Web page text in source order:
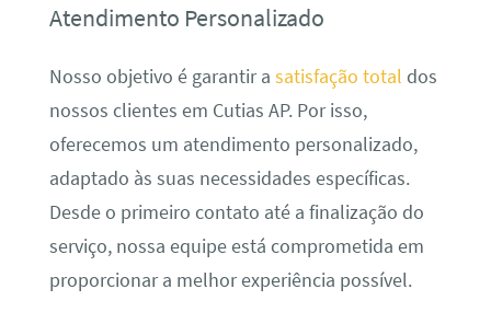
Atendimento Personalizado
Nosso objetivo é garantir a satisfação total dos
nossos clientes em Cutias AP. Por isso,
oferecemos um atendimento personalizado,
adaptado às suas necessidades específicas.
Desde o primeiro contato até a finalização do
serviço, nossa equipe está comprometida em
proporcionar a melhor experiência possível.